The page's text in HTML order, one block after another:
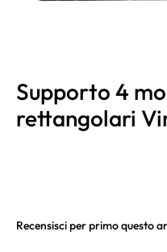
Supporto 4
rettangolari
Recensisci per primo questo